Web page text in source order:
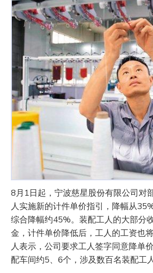
8月1日起，宁波慈星股份有限公司对
人实施新的计件单价指引，降幅从
综合降幅约45%。装配工人的大部分
金，计件单价降低后，工人的工资也
人表示，公司要求工人签字同意降单
配车间约5、6个，涉及数百名装配工人